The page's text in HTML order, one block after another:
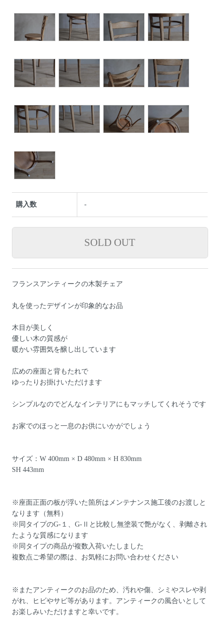
購入数 -
フランスアンティークの木製チェア
丸を使ったデザインが印象的なお品
木目が美しく
優しい木の質感が
暖かい雰囲気を醸し出しています
広めの座面と背もたれで
ゆったりお掛けいただけます
シンプルなのでどんなインテリアにもマッチしてくれそうです
お家でのほっと一息のお供にいかがでしょう
サイズ：W 400mm × D 480mm × H 830mm
SH 443mm
※座面正面の板が浮いた箇所はメンテナンス施工後のお渡しと
なります（無料）
※同タイプのG-１、G-Ⅱと比較し無塗装で艶がなく、剥離され
たような質感になります
※同タイプの商品が複数入荷いたしました
複数点ご希望の際は、お気軽にお問い合わせください
※またアンティークのお品のため、汚れや傷、シミやスレや剥
がれ、ヒビやサビ等があります。アンティークの風合いとして
お楽しみいただけますと幸いです。